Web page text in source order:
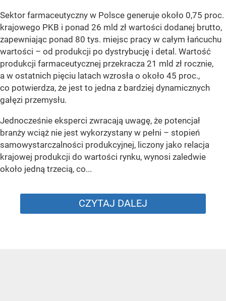
Sektor farmaceutyczny w Polsce generuje około 0,75 proc.
krajowego PKB i ponad 26 mld zł wartości dodanej brutto,
zapewniając ponad 80 tys. miejsc pracy w całym łańcuchu
wartości – od produkcji po dystrybucję i detal. Wartość
produkcji farmaceutycznej przekracza 21 mld zł rocznie,
a w ostatnich pięciu latach wzrosła o około 45 proc.,
co potwierdza, że jest to jedna z bardziej dynamicznych
gałęzi przemysłu.
Jednocześnie eksperci zwracają uwagę, że potencjał
branży wciąż nie jest wykorzystany w pełni – stopień
samowystarczalności produkcyjnej, liczony jako relacja
krajowej produkcji do wartości rynku, wynosi zaledwie
około jedną trzecią, co...
CZYTAJ DALEJ